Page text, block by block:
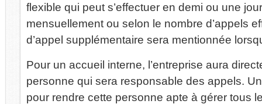
flexible qui peut s’effectuer en demi ou une
mensuellement ou selon le nombre d’appels
d’appel supplémentaire sera mentionnée
Pour un accueil interne, l’entreprise aura
personne qui sera responsable des appels.
pour rendre cette personne apte à gérer tous